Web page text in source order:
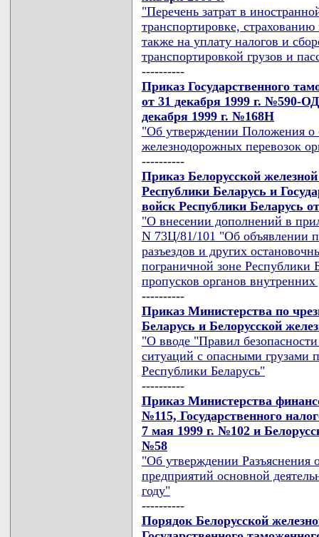
"Перечень затрат в
транспортировке,
также на уплату налогов и
транспортировкой грузов и
----------
Приказ Государственного
от 31 декабря 1999 г. №590-
декабря 1999 г. №168H
"Об утверждении Положения о
железнодорожных перевозок
----------
Приказ Белорусской
Республики Беларусь и
войск Республики Беларусь
"О внесении дополнений в
N 73Ц/81/101 "Об объявлении
разъездов и других
пограничной зоне Республики
пропусков органов внутренних
----------
Приказ Министерства по
Беларусь и Белорусской
"О вводе "Правил
ситуаций с опасными грузами
Республики Беларусь"
----------
Приказ Министерства
№115, Государственного
7 мая 1999 г. №102 и
№58
"Об утверждении Разъяснения
предприятий основной
году"
----------
Порядок Белорусской